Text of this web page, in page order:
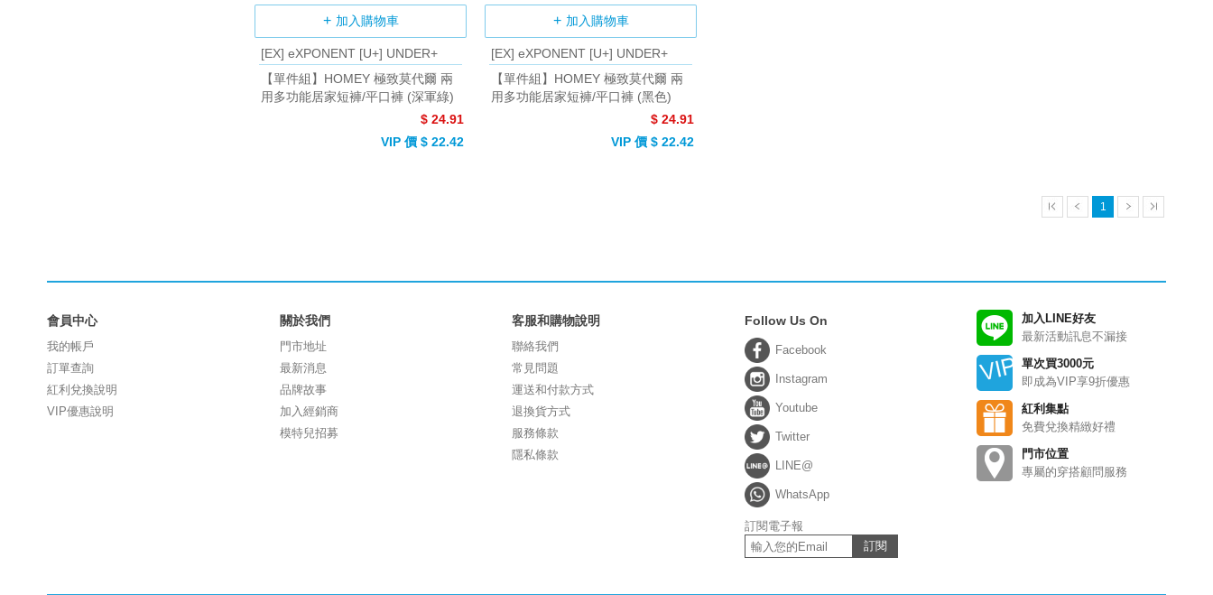
加入購物車
[EX] eXPONENT [U+] UNDER+
【單件組】HOMEY 極致莫代爾 兩
用多功能居家短褲/平口褲 (深軍綠)
$ 24.91
VIP 價 $ 22.42
加入購物車
[EX] eXPONENT [U+] UNDER+
【單件組】HOMEY 極致莫代爾 兩
用多功能居家短褲/平口褲 (黑色)
$ 24.91
VIP 價 $ 22.42
1
加入LINE好友
最新活動訊息不漏接
單次買3000元
即成為VIP享9折優惠
紅利集點
免費兌換精緻好禮
門市位置
專屬的穿搭顧問服務
會員中心
我的帳戶
訂單查詢
紅利兌換說明
VIP優惠說明
關於我們
門市地址
最新消息
品牌故事
加入經銷商
模特兒招募
客服和購物說明
聯絡我們
常見問題
運送和付款方式
退換貨方式
服務條款
隱私條款
Follow Us On
Facebook
Instagram
Youtube
Twitter
LINE@
WhatsApp
訂閱電子報